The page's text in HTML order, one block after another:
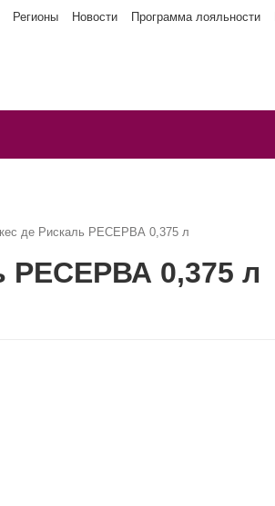
Регионы Новости Программа лояльности
де Рискаль РЕСЕРВА 0,375 л
РЕСЕРВА 0,375 л